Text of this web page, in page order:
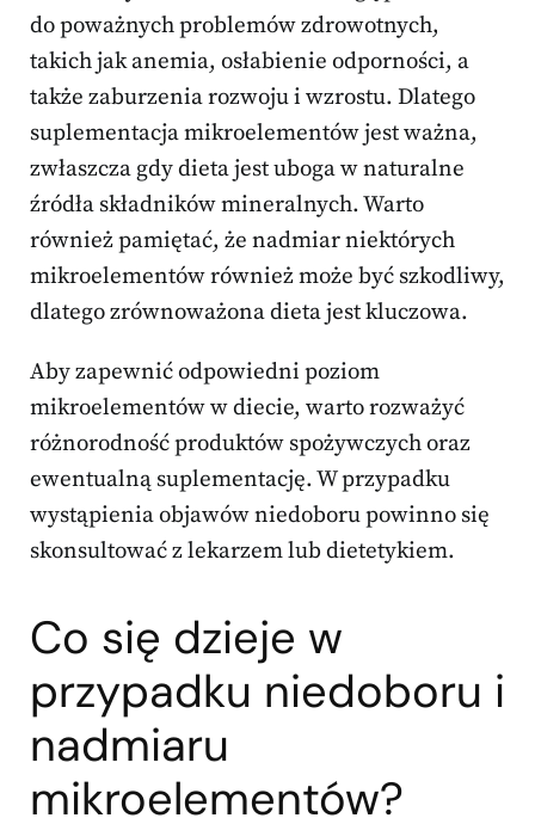
do poważnych problemów zdrowotnych,
takich jak anemia, osłabienie odporności, a
także zaburzenia rozwoju i wzrostu. Dlatego
suplementacja mikroelementów jest ważna,
zwłaszcza gdy dieta jest uboga w naturalne
źródła składników mineralnych. Warto
również pamiętać, że nadmiar niektórych
mikroelementów również może być szkodliwy,
dlatego zrównoważona dieta jest kluczowa.
Aby zapewnić odpowiedni poziom
mikroelementów w diecie, warto rozważyć
różnorodność produktów spożywczych oraz
ewentualną suplementację. W przypadku
wystąpienia objawów niedoboru powinno się
skonsultować z lekarzem lub dietetykiem.
Co się dzieje w
przypadku niedoboru i
nadmiaru
mikroelementów?